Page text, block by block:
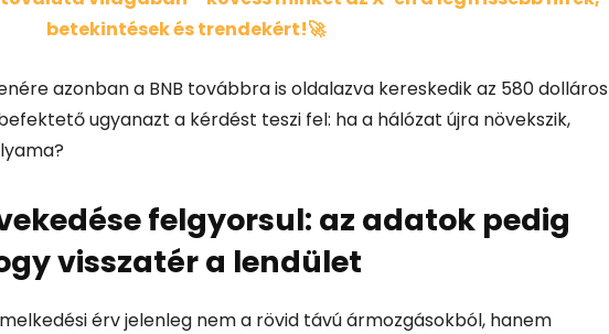
betekintések és trendekért!🚀
azonban a BNB továbbra is oldalazva kereskedik az 580 dolláros
ugyanazt a kérdést teszi fel: ha a hálózat újra növekszik,
felgyorsul: az adatok pedig
visszatér a lendület
érv jelenleg nem a rövid távú ármozgásokból, hanem